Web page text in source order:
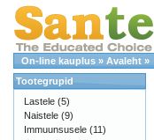
On-line kauplus » Avaleht »
Tootegrupid
Lastele (5)
Naistele (9)
Immuunsusele (11)